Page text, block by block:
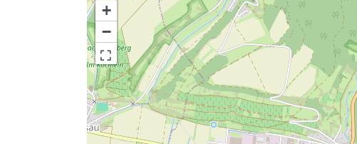
+
−